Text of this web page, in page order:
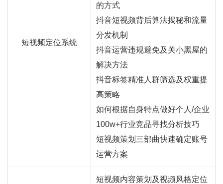
短视频定位系统
的方式
抖音短视频背后算法揭秘和流量
分发机制
抖音运营违规避免及关小黑屋的
解决方法
抖音标签精准人群筛选及权重提
高策略
如何根据自身特点做好个人/企业
100w+行业竞品寻找分析技巧
短视频策划三部曲快速确定账号
运营方案
短视频内容策划及视频风格定位